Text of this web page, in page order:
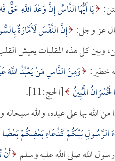
يَا أَيُّهَا النَّاسُ إِنَّ وَعْدَ اللَّهِ حَقٌّ
عز وجل: إِنَّ النَّفْسَ لَأَمَّارَةٌ
وبين كل هذه المقلبات يعيش
خطير: وَمِنَ النَّاسِ مَنْ يَعْبُدُ اللَّهَ
الْمُبِينُ [الحج:11].
من الله بها على عبده، والله
الرَّسُولِ بَيْنَكُمْ كَدُعَاءِ بَعْضِكُمْ بَعْضًا
أَنْ